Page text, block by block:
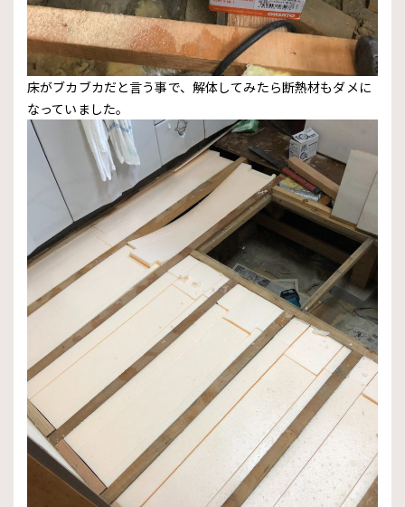
床がブカブカだと言う事で、解体してみたら断熱材もダメに
なっていました。